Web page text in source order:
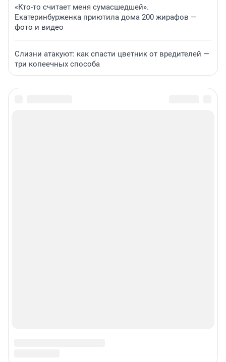
«Кто-то считает меня сумасшедшей».
Екатеринбурженка приютила дома 200 жирафов —
фото и видео
Слизни атакуют: как спасти цветник от вредителей —
три копеечных способа